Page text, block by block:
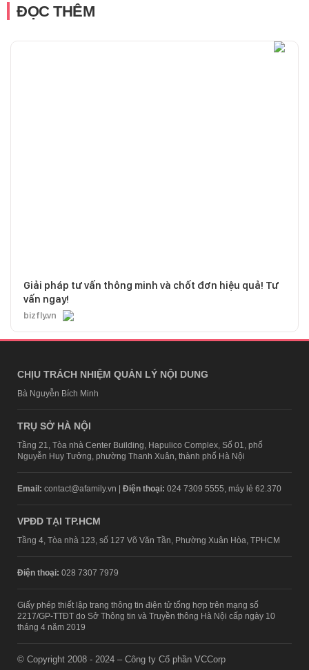
ĐỌC THÊM
Giải pháp tư vấn thông minh và chốt đơn hiệu quả! Tư
vấn ngay!
bizfly.vn
CHỊU TRÁCH NHIỆM QUẢN LÝ NỘI DUNG
Bà Nguyễn Bích Minh
TRỤ SỞ HÀ NỘI
Tầng 21, Tòa nhà Center Building, Hapulico Complex, Số 01, phố
Nguyễn Huy Tưởng, phường Thanh Xuân, thành phố Hà Nội
Email: contact@afamily.vn | Điện thoại: 024 7309 5555, máy lẻ 62.370
VPĐD TẠI TP.HCM
Tầng 4, Tòa nhà 123, số 127 Võ Văn Tần, Phường Xuân Hòa, TPHCM
Điện thoại: 028 7307 7979
Giấy phép thiết lập trang thông tin điện tử tổng hợp trên mạng số
2217/GP-TTĐT do Sở Thông tin và Truyền thông Hà Nội cấp ngày 10
tháng 4 năm 2019
© Copyright 2008 - 2024 – Công ty Cổ phần VCCorp